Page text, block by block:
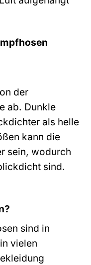
der
ab. Dunkle
als helle
kann die
sein, wodurch
sind.
sind in
vielen